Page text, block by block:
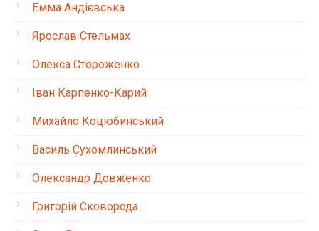
Емма Андієвська
Ярослав Стельмах
Олекса Стороженко
Іван Карпенко-Карий
Михайло Коцюбинський
Василь Сухомлинський
Олександр Довженко
Григорій Сковорода